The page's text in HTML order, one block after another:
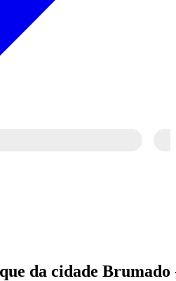
da cidade Brumado